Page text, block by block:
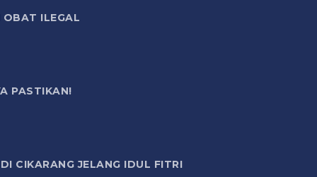
OBAT ILEGAL
PASTIKAN!
CIKARANG JELANG IDUL FITRI